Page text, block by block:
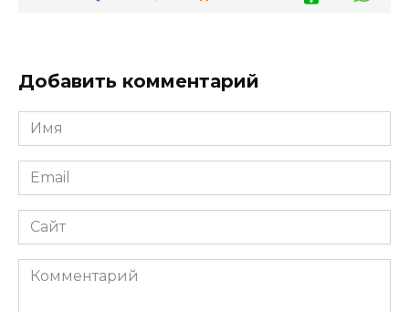
Добавить комментарий
Имя
*
Email
*
Сайт
Комментарий